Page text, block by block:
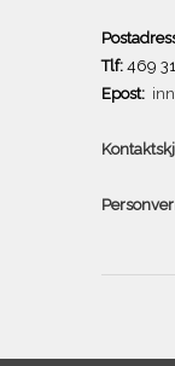
Tlf: 469
Epost: